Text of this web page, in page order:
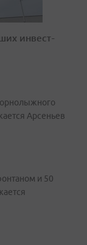
инвест-
Арсеньев
и 50